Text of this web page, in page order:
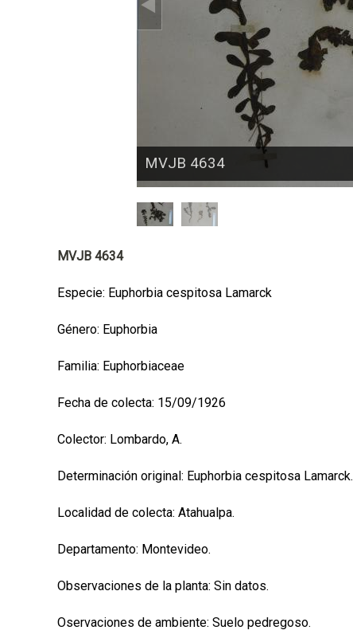
MVJB 4634
MVJB 4634
Especie: Euphorbia cespitosa Lamarck
Género: Euphorbia
Familia: Euphorbiaceae
Fecha de colecta: 15/09/1926
Colector: Lombardo, A.
Determinación original: Euphorbia cespitosa Lamarck.
Localidad de colecta: Atahualpa.
Departamento: Montevideo.
Observaciones de la planta: Sin datos.
Oservaciones de ambiente: Suelo pedregoso.